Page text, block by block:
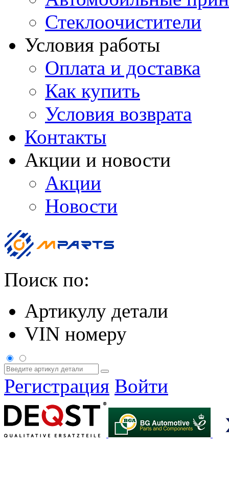
Стеклоочистители
Условия работы
Оплата и доставка
Как купить
Условия возврата
Контакты
Акции и новости
Акции
Новости
Поиск по:
Артикулу детали
VIN номеру
Регистрация Войти